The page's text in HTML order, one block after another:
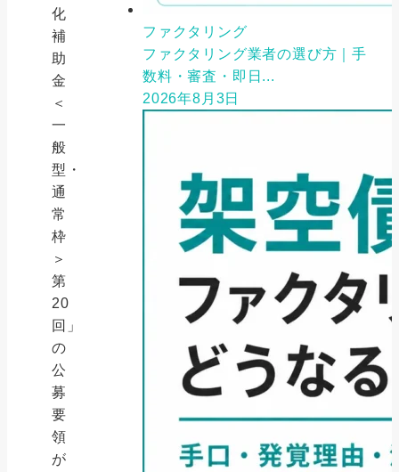
化
補
助
金
＜
一
般
型・
通
常
枠
＞
第
20
回」
の
公
募
要
領
が
ファクタリング
ファクタリング業者の選び方｜手
数料・審査・即日...
2026年8月3日